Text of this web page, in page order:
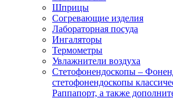
Шприцы
Согревающие изделия
Лабораторная посуда
Ингаляторы
Термометры
Увлажнители воздуха
Стетофонендоскопы –
стетофонендоскопы
Раппапорт, а также